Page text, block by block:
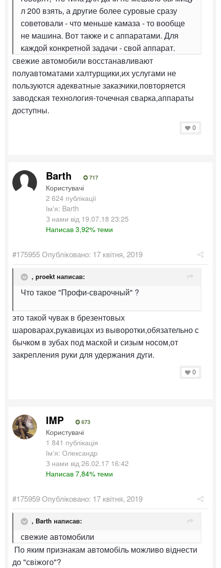
л 200 взять, а другие более суровые сразу
советовали - что меньше камаза - то вообще
не машина. Вот также и с аппаратами. Для
каждой конкретной задачи - свой аппарат.
свежие автомобили восстанавливают
полуавтоматами халтурщики,их услугами не
пользуются адекватные заказчики,повторяется
заводская технология-точечная сварка,аппараты
доступны.
0
Barth 717
Користувачі
2 624 публікації
Ім'я: Barth
З нами від 19.07.18 23:25
Написав 3,92% теми
#175955Опубліковано: 17 квітня, 2019
, proekt написав:
Что такое "Профи-сварочный" ?
это такой чувак в брезентовых
шароварах,рукавицах из выворотки,обязательно с
бычком в зубах под маской и сизым носом,от
закрепления руки для удержания дуги.
0
IMP 673
Користувачі
1 841 публікація
Ім'я: Олександр
З нами від 26.02.17 16:42
Написав 7,84% теми
#175959Опубліковано: 17 квітня, 2019
, Barth написав:
свежие автомобили
По яким признакам автомобіль можливо віднести
до "свіжого"?